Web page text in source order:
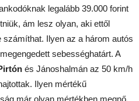
legalább 39.000 forint
ám lesz olyan, aki ettől
Ilyen az a három autós
sebességhatárt. A
és Jánoshalmán az 50 km/h
Ilyen mértékű
már olyan mértékben megnő,